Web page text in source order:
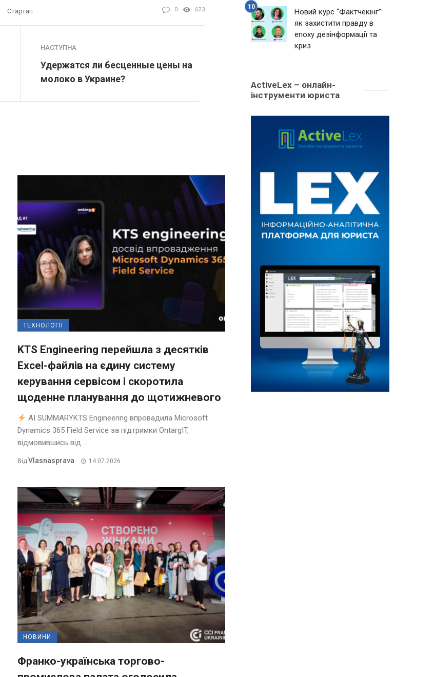
Стартап 0 623
НАСТУПНА
Удержатся ли бесценные цены на
молоко в Украине?
ТЕХНОЛОГІЇ
KTS Engineering перейшла з десятків
Excel-файлів на єдину систему
керування сервісом і скоротила
щоденне планування до щотижневого
AI SUMMARYKTS Engineering впровадила Microsoft
Dynamics 365 Field Service за підтримки OntargIT,
відмовившись від ...
ВідVlasnasprava 14.07.2026
НОВИНИ
Франко-українська торгово-
Новий курс “Фактчекінг”:
як захистити правду в
епоху дезінформації та
криз
ActiveLex – онлайн-
інструменти юриста